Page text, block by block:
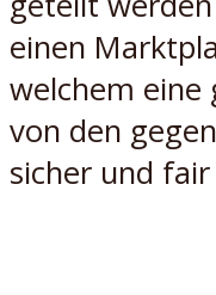
einen
welchem eine
von den
sicher und